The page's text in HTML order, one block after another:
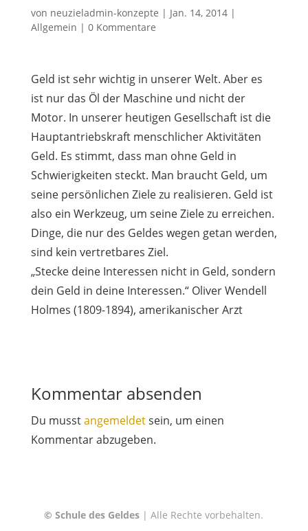
von neuzieladmin-konzepte | Jan. 14, 2014|
Allgemein | 0 Kommentare
Geld ist sehr wichtig in unserer Welt. Aber es
ist nur das Öl der Maschine und nicht der
Motor. In unserer heutigen Gesellschaft ist die
Hauptantriebskraft menschlicher Aktivitäten
Geld. Es stimmt, dass man ohne Geld in
Schwierigkeiten steckt. Man braucht Geld, um
seine persönlichen Ziele zu realisieren. Geld ist
also ein Werkzeug, um seine Ziele zu erreichen.
Dinge, die nur des Geldes wegen getan werden,
sind kein vertretbares Ziel.
„Stecke deine Interessen nicht in Geld, sondern
dein Geld in deine Interessen.“ Oliver Wendell
Holmes (1809-1894), amerikanischer Arzt
Kommentar absenden
Du musstangemeldetsein, um einen
Kommentar abzugeben.
© Schule des Geldes | Alle Rechte vorbehalten.